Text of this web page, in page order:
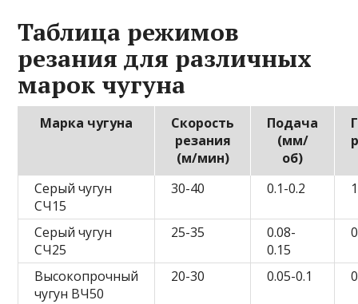
Таблица режимов
резания для различных
марок чугуна
Марка чугуна
Скорость
резания
(м/мин)
Подача
(мм/
об)
Серый чугун
СЧ15
30-40 0.1-0.2
Серый чугун
СЧ25
25-35
0.08-
0.15
Высокопрочный
чугун ВЧ50
20-30 0.05-0.1